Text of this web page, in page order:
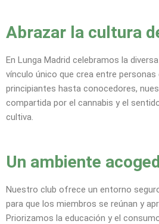
Abrazar la cultura
En Lunga Madrid celebramos la
vínculo único que crea entre personas
principiantes hasta conocedores,
compartida por el cannabis y el
cultiva.
Un ambiente
Nuestro club ofrece un entorno
para que los miembros se reúnan y
Priorizamos la educación y el